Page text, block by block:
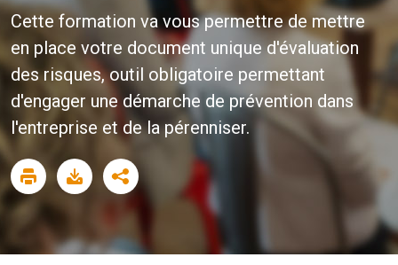
Cette formation va vous permettre de mettre
en place votre document unique d'évaluation
des risques, outil obligatoire permettant
d'engager une démarche de prévention dans
l'entreprise et de la pérenniser.